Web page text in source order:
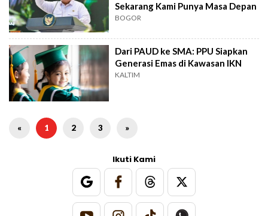
Sekarang Kami Punya Masa Depan
BOGOR
Dari PAUD ke SMA: PPU Siapkan
Generasi Emas di Kawasan IKN
KALTIM
« 1 2 3 »
Ikuti Kami